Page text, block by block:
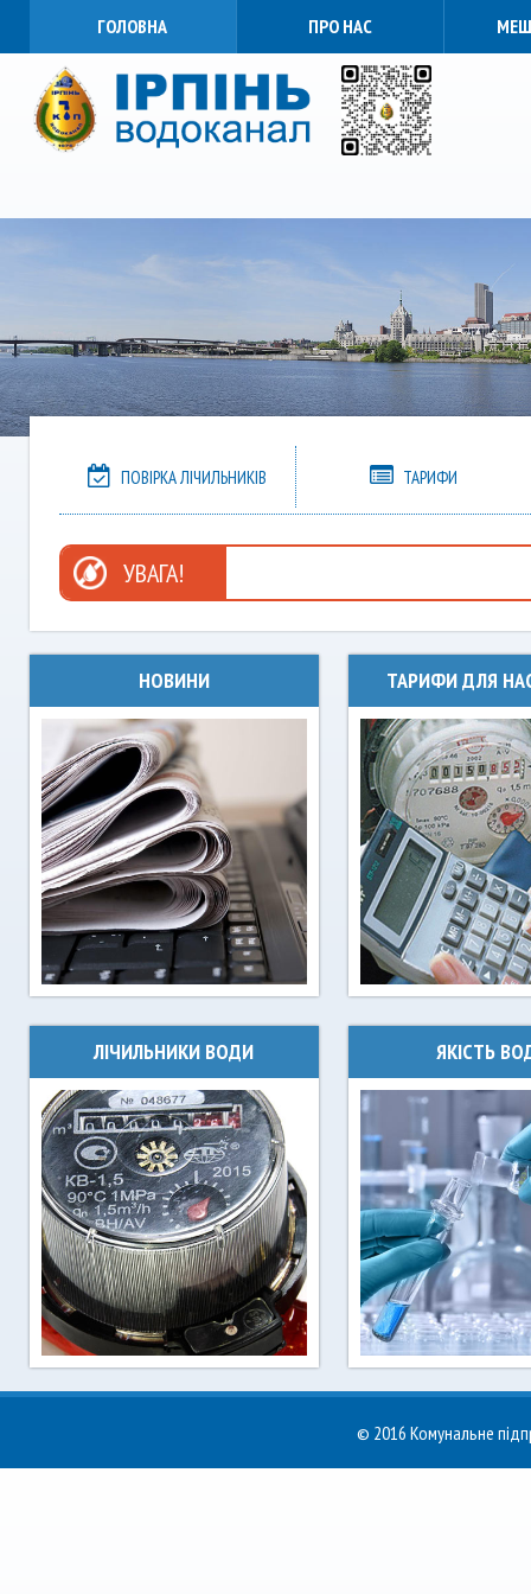
ГОЛОВНА ПРО НАС
ПОВІРКА ЛІЧИЛЬНИКІВ ТАРИФИ
УВАГА!
НОВИНИ
Останні новини Ірпінь
водоканалу
ТАРИФИ ДЛЯ
Чинні тарифи на
для населення
ЛІЧИЛЬНИКИ ВОДИ ЯКІСТЬ
© 2016 Комунальне